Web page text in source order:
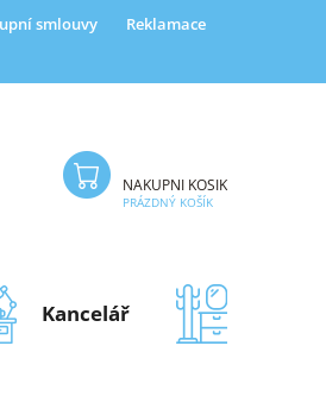
smlouvy Reklamace
NÁKUPNÍ KOŠÍK
PRÁZDNÝ KOŠÍK
Kancelář